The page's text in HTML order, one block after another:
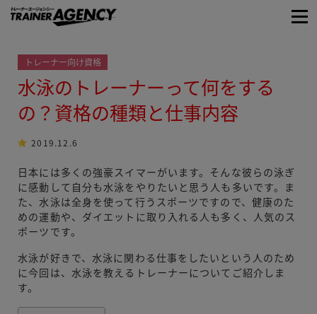
トレーナー向け資格
水泳のトレーナーって何をする
の？資格の種類と仕事内容
2019.12.6
日本には多くの強豪スイマーがいます。そんな彼らの泳ぎ
に感動して自分も水泳をやりたいと思う人も多いです。ま
た、水泳は全身を使って行うスポーツですので、健康のた
めの運動や、ダイエットに取り入れる人も多く、人気のス
ポーツです。
水泳が好きで、水泳に関わる仕事をしたいという人のため
に今回は、水泳を教えるトレーナーについてご紹介しま
す。